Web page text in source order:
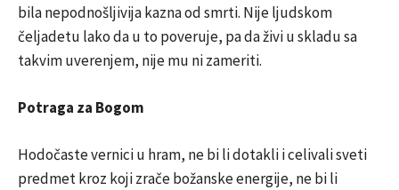
bila nepodnošljivija kazna od smrti. Nije ljudskom
čeljadetu lako da u to poveruje, pa da živi u skladu sa
takvim uverenjem, nije mu ni zameriti.
Potraga za Bogom
Hodočaste vernici u hram, ne bi li dotakli i celivali sveti
predmet kroz koji zrače božanske energije, ne bi li